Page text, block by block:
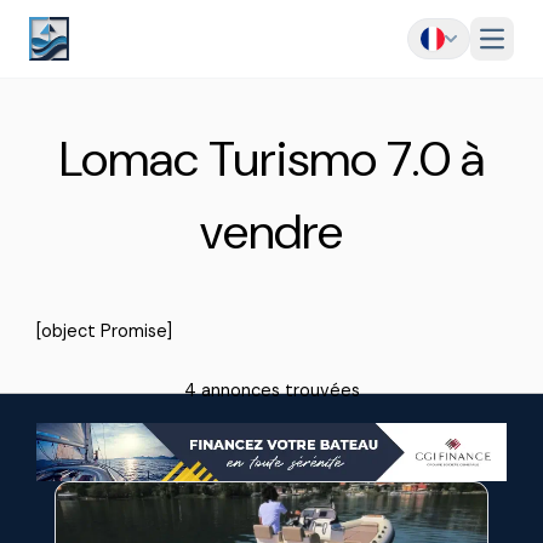
Menu
Lomac Turismo 7.0 à
vendre
[object Promise]
4 annonces trouvées